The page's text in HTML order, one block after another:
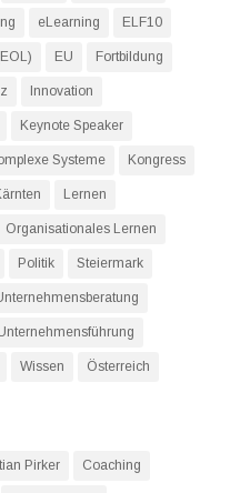
eLearning ELF10
EU Fortbildung
Innovation
Keynote Speaker
Systeme Kongress
Lernen
Organisationales Lernen
Politik Steiermark
Wissen Österreich
Pirker Coaching